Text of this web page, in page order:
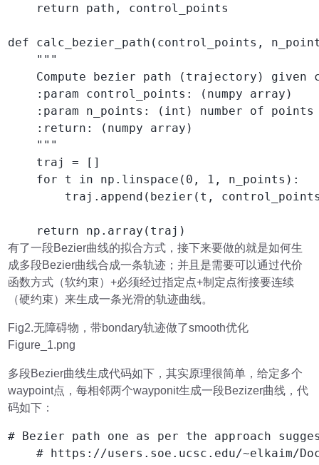
    return path, control_points
def calc_bezier_path(control_points,
    """
Compute bezier path (trajectory) given
    :param control_points: (numpy array)
:param n_points: (int) number of
    :return: (numpy array)
    """
    traj = []
    for t in np.linspace(0, 1, n_points):
traj.append(bezier(t,
    return np.array(traj)
有了一段Bezier曲线的拟合方式，接下来要做的就是如何生
成多段Bezier曲线合成一条轨迹；并且是需要可以通过代价
函数方式（软约束）+必须经过指定点+制定点衔接要连续
（硬约束）来生成一条光滑的轨迹曲线。
Fig2.无障碍物，带bondary轨迹做了smooth优化
Figure_1.png
多段Bezier曲线生成代码如下，其实原理很简单，给定多个
waypoint点，每相邻两个wayponit生成一段Bezizer曲线，代
码如下：
# Bezier path one as per the approach
# https://users.soe.ucsc.edu/~elkaim/